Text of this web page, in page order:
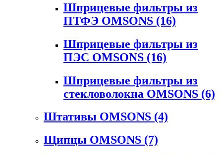
Шприцевые фильтры из
ПТФЭ OMSONS (16)
Шприцевые фильтры из
ПЭС OMSONS (16)
Шприцевые фильтры из
стекловолокна OMSONS (6)
Штативы OMSONS (4)
Щипцы OMSONS (7)